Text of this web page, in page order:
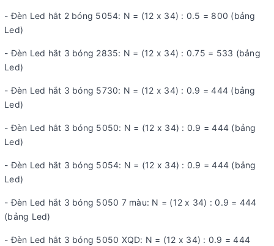
- Đèn Led hắt 2 bóng 5054: N = (12 x 34) : 0.5 = 800 (bảng
Led)
- Đèn Led hắt 3 bóng 2835: N = (12 x 34) : 0.75 = 533 (bảng
Led)
- Đèn Led hắt 3 bóng 5730: N = (12 x 34) : 0.9 = 444 (bảng
Led)
- Đèn Led hắt 3 bóng 5050: N = (12 x 34) : 0.9 = 444 (bảng
Led)
- Đèn Led hắt 3 bóng 5054: N = (12 x 34) : 0.9 = 444 (bảng
Led)
- Đèn Led hắt 3 bóng 5050 7 màu: N = (12 x 34) : 0.9 = 444
(bảng Led)
- Đèn Led hắt 3 bóng 5050 XQD: N = (12 x 34) : 0.9 = 444